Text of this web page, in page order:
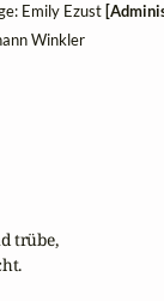
Emily Ezust
Winkler
trübe,